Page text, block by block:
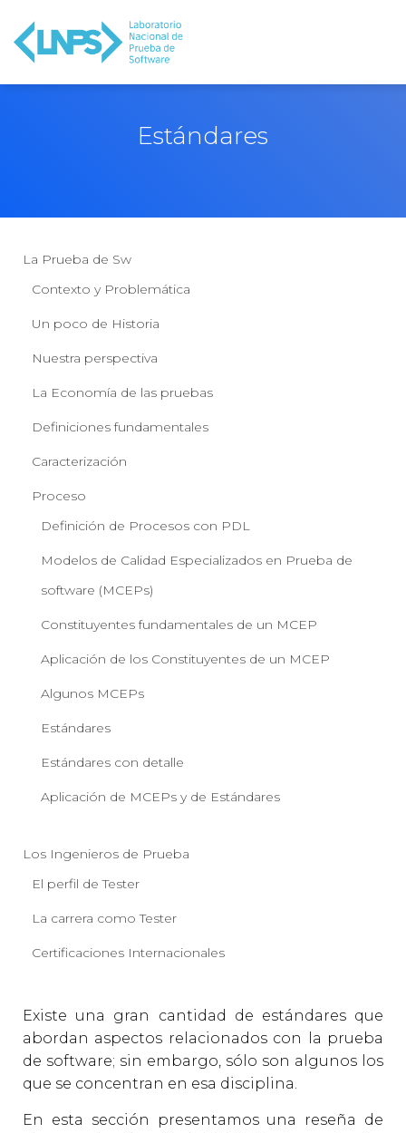
Estándares
La Prueba de Sw
Contexto y Problemática
Un poco de Historia
Nuestra perspectiva
La Economía de las pruebas
Definiciones fundamentales
Caracterización
Proceso
Definición de Procesos con PDL
Modelos de Calidad Especializados en Prueba de
software (MCEPs)
Constituyentes fundamentales de un MCEP
Aplicación de los Constituyentes de un MCEP
Algunos MCEPs
Estándares
Estándares con detalle
Aplicación de MCEPs y de Estándares
Los Ingenieros de Prueba
El perfil de Tester
La carrera como Tester
Certificaciones Internacionales
Existe una gran cantidad de estándares que
abordan aspectos relacionados con la prueba
de software; sin embargo, sólo son algunos los
que se concentran en esa disciplina.
En esta sección presentamos una reseña de